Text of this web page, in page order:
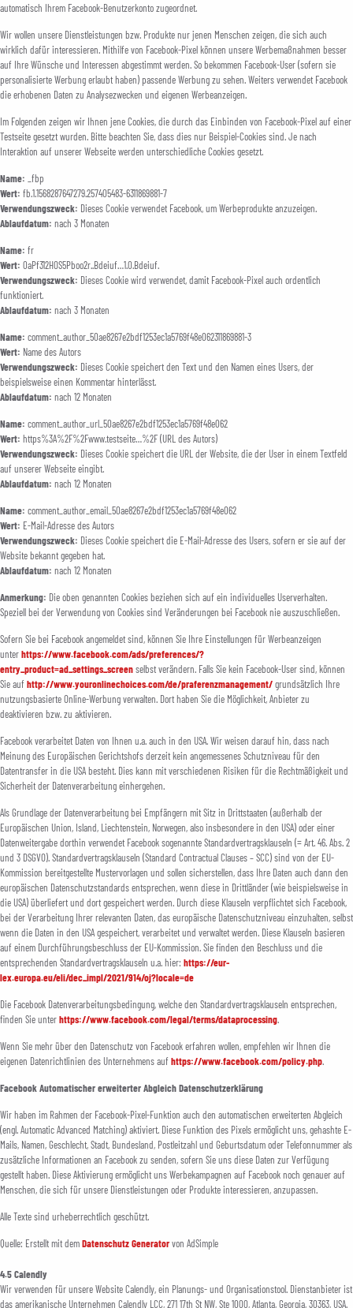
automatisch Ihrem Facebook-Benutzerkonto zugeordnet.
Wir wollen unsere Dienstleistungen bzw. Produkte nur jenen Menschen zeigen, die sich auch
wirklich dafür interessieren. Mithilfe von Facebook-Pixel können unsere Werbemaßnahmen besser
auf Ihre Wünsche und Interessen abgestimmt werden. So bekommen Facebook-User (sofern sie
personalisierte Werbung erlaubt haben) passende Werbung zu sehen. Weiters verwendet Facebook
die erhobenen Daten zu Analysezwecken und eigenen Werbeanzeigen.
Im Folgenden zeigen wir Ihnen jene Cookies, die durch das Einbinden von Facebook-Pixel auf einer
Testseite gesetzt wurden. Bitte beachten Sie, dass dies nur Beispiel-Cookies sind. Je nach
Interaktion auf unserer Webseite werden unterschiedliche Cookies gesetzt.
Name: _fbp
Wert: fb.1.1568287647279.257405483-6311869881-7
Verwendungszweck: Dieses Cookie verwendet Facebook, um Werbeprodukte anzuzeigen.
Ablaufdatum: nach 3 Monaten
Name: fr
Wert: 0aPf312HOS5Pboo2r..Bdeiuf…1.0.Bdeiuf.
Verwendungszweck: Dieses Cookie wird verwendet, damit Facebook-Pixel auch ordentlich
funktioniert.
Ablaufdatum: nach 3 Monaten
Name: comment_author_50ae8267e2bdf1253ec1a5769f48e062311869881-3
Wert: Name des Autors
Verwendungszweck: Dieses Cookie speichert den Text und den Namen eines Users, der
beispielsweise einen Kommentar hinterlässt.
Ablaufdatum: nach 12 Monaten
Name: comment_author_url_50ae8267e2bdf1253ec1a5769f48e062
Wert: https%3A%2F%2Fwww.testseite…%2F (URL des Autors)
Verwendungszweck: Dieses Cookie speichert die URL der Website, die der User in einem Textfeld
auf unserer Webseite eingibt.
Ablaufdatum: nach 12 Monaten
Name: comment_author_email_50ae8267e2bdf1253ec1a5769f48e062
Wert: E-Mail-Adresse des Autors
Verwendungszweck: Dieses Cookie speichert die E-Mail-Adresse des Users, sofern er sie auf der
Website bekannt gegeben hat.
Ablaufdatum: nach 12 Monaten
Anmerkung: Die oben genannten Cookies beziehen sich auf ein individuelles Userverhalten.
Speziell bei der Verwendung von Cookies sind Veränderungen bei Facebook nie auszuschließen.
Sofern Sie bei Facebook angemeldet sind, können Sie Ihre Einstellungen für Werbeanzeigen
unterhttps://www.facebook.com/ads/preferences/?
entry_product=ad_settings_screenselbst verändern. Falls Sie kein Facebook-User sind, können
Sie auf http://www.youronlinechoices.com/de/praferenzmanagement/grundsätzlich Ihre
nutzungsbasierte Online-Werbung verwalten. Dort haben Sie die Möglichkeit, Anbieter zu
deaktivieren bzw. zu aktivieren.
Facebook verarbeitet Daten von Ihnen u.a. auch in den USA. Wir weisen darauf hin, dass nach
Meinung des Europäischen Gerichtshofs derzeit kein angemessenes Schutzniveau für den
Datentransfer in die USA besteht. Dies kann mit verschiedenen Risiken für die Rechtmäßigkeit und
Sicherheit der Datenverarbeitung einhergehen.
Als Grundlage der Datenverarbeitung bei Empfängern mit Sitz in Drittstaaten (außerhalb der
Europäischen Union, Island, Liechtenstein, Norwegen, also insbesondere in den USA) oder einer
Datenweitergabe dorthin verwendet Facebook sogenannte Standardvertragsklauseln (= Art. 46. Abs. 2
und 3 DSGVO). Standardvertragsklauseln (Standard Contractual Clauses – SCC) sind von der EU-
Kommission bereitgestellte Mustervorlagen und sollen sicherstellen, dass Ihre Daten auch dann den
europäischen Datenschutzstandards entsprechen, wenn diese in Drittländer (wie beispielsweise in
die USA) überliefert und dort gespeichert werden. Durch diese Klauseln verpflichtet sich Facebook,
bei der Verarbeitung Ihrer relevanten Daten, das europäische Datenschutzniveau einzuhalten, selbst
wenn die Daten in den USA gespeichert, verarbeitet und verwaltet werden. Diese Klauseln basieren
auf einem Durchführungsbeschluss der EU-Kommission. Sie finden den Beschluss und die
entsprechenden Standardvertragsklauseln u.a. hier: https://eur-
lex.europa.eu/eli/dec_impl/2021/914/oj?locale=de
Die Facebook Datenverarbeitungsbedingung, welche den Standardvertragsklauseln entsprechen,
finden Sie unterhttps://www.facebook.com/legal/terms/dataprocessing.
Wenn Sie mehr über den Datenschutz von Facebook erfahren wollen, empfehlen wir Ihnen die
eigenen Datenrichtlinien des Unternehmens auf https://www.facebook.com/policy.php.
Facebook Automatischer erweiterter Abgleich Datenschutzerklärung
Wir haben im Rahmen der Facebook-Pixel-Funktion auch den automatischen erweiterten Abgleich
(engl. Automatic Advanced Matching) aktiviert. Diese Funktion des Pixels ermöglicht uns, gehashte E-
Mails, Namen, Geschlecht, Stadt, Bundesland, Postleitzahl und Geburtsdatum oder Telefonnummer als
zusätzliche Informationen an Facebook zu senden, sofern Sie uns diese Daten zur Verfügung
gestellt haben. Diese Aktivierung ermöglicht uns Werbekampagnen auf Facebook noch genauer auf
Menschen, die sich für unsere Dienstleistungen oder Produkte interessieren, anzupassen.
Alle Texte sind urheberrechtlich geschützt.
Quelle: Erstellt mit demDatenschutz Generatorvon AdSimple
4.5 Calendly
Wir verwenden für unsere Website Calendly, ein Planungs- und Organisationstool. Dienstanbieter ist
das amerikanische Unternehmen Calendly LCC, 271 17th St NW, Ste 1000, Atlanta, Georgia, 30363, USA.